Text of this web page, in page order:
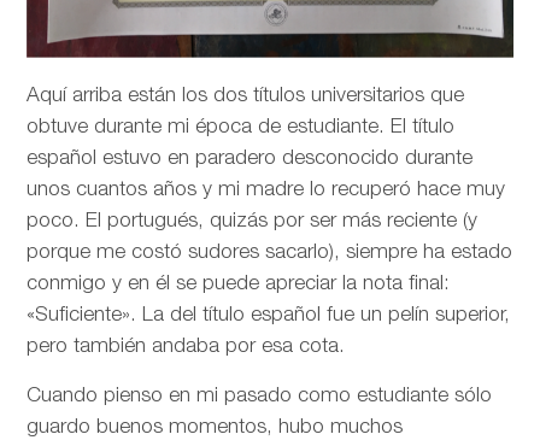
Aquí arriba están los dos títulos universitarios que
obtuve durante mi época de estudiante. El título
español estuvo en paradero desconocido durante
unos cuantos años y mi madre lo recuperó hace muy
poco. El portugués, quizás por ser más reciente (y
porque me costó sudores sacarlo), siempre ha estado
conmigo y en él se puede apreciar la nota final:
«Suficiente». La del título español fue un pelín superior,
pero también andaba por esa cota.
Cuando pienso en mi pasado como estudiante sólo
guardo buenos momentos, hubo muchos